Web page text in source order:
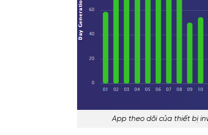
App theo dõi của thiết bị